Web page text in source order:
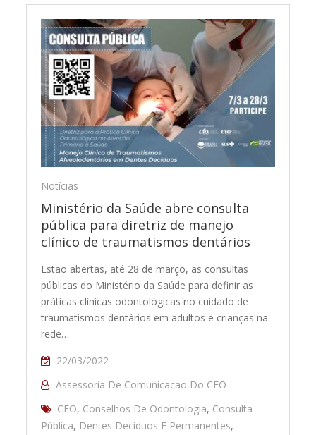
Notícias
Ministério da Saúde abre consulta
pública para diretriz de manejo
clínico de traumatismos dentários
Estão abertas, até 28 de março, as consultas
públicas do Ministério da Saúde para definir as
práticas clínicas odontológicas no cuidado de
traumatismos dentários em adultos e crianças na
rede…
22/03/2022
Assessoria De Comunicacao Do CFO
CFO, Conselhos De Odontologia, Consulta
Pública, Dentes Decíduos E Permanentes,